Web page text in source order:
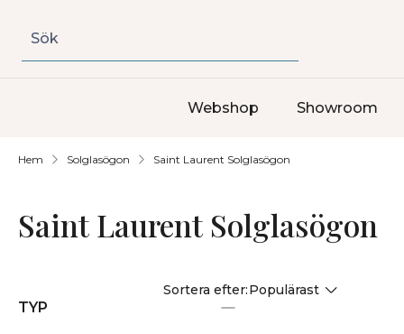
Sök
Webshop Showroom
Hem Solglasögon Saint Laurent Solglasögon
Saint Laurent Solglasögon
TYP
Populärast